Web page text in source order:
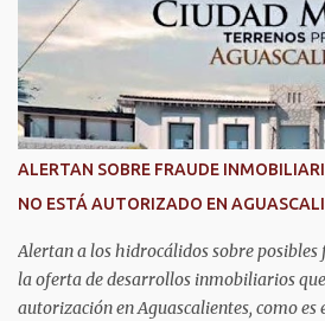
reunió a autoridades, especialistas
representantes de instituciones de
conocimientos y conocer las tendencias
materia. La titular del C5i, Michelle
reconocimiento es resultado de la
infraestructura tecnológica de
innovadores de coordinación
Aguascalientes, posicionándose como un
materia de atención de emergencias.
goberna...
ALERTAN SOBRE FRAUDE
NO ESTÁ AUTORIZADO EN
Alertan a los hidrocálidos sobre posibles
la oferta de desarrollos inmobiliarios
autorización en Aguascalientes, como es